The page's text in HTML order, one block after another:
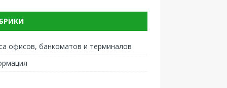
офисов, банкоматов и терминалов